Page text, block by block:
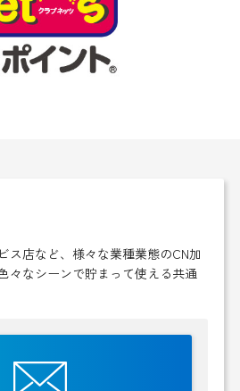
ス店など、様々な業種業態のCN加
々なシーンで貯まって使える共通